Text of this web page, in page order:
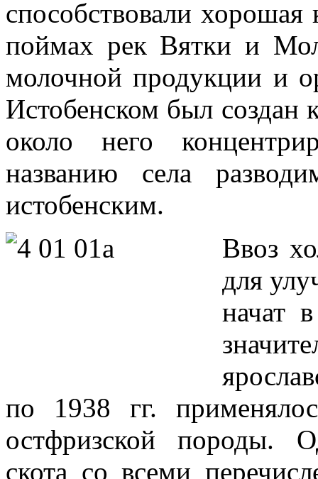
способствовали хорошая
поймах рек Вятки и
молочной продукции и
Истобенском был создан
около него
названию села
истобенским.
Ввоз
для
начат
по 1938 гг.
остфризской породы.
скота со всеми